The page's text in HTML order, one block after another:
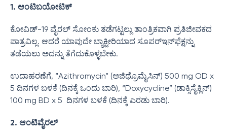
1. ಆಂಟಿಬಯೋಟಿಕ್
ಕೋವಿಡ್-19 ವೈರಲ್ ಸೋಂಕು ತಡೆಗಟ್ಟಲ್ಲು ತಾಂತ್ರಿಕವಾಗಿ ಪ್ರತಿಜೀವಕದ
ಪಾತ್ರವಿಲ್ಲ. ಆದರೆ ಯಾವುದೇ ಬ್ಯಾಕ್ಟೀರಿಯಾದ ಸೂಪರ್‌ಇನ್‌ಫೆಕ್ಷನ್ನು
ತಡೆಯಲು ಅದನ್ನು ತೆಗೆದುಕೊಳ್ಳಬೇಕು.
ಉದಾಹರಣೆಗೆ, “Azithromycin” (ಅಜಿಥ್ರೊಮೈಸಿನ್) 500 mg OD x
5 ದಿನಗಳ ಬಳಕೆ (ದಿನಕ್ಕೆ ಒಂದು ಬಾರಿ), “Doxycycline” (ಡಾಕ್ಸಿಸೈಕ್ಲಿನ್)
100 mg BD x 5 ದಿನಗಳ ಬಳಕೆ (ದಿನಕ್ಕೆ ಎರಡು ಬಾರಿ).
2. ಆಂಟಿವೈರಲ್